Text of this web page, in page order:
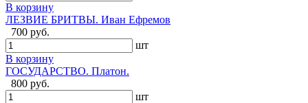
В корзину
ЛЕЗВИЕ БРИТВЫ. Иван Ефремов
700 руб.
шт
В корзину
ГОСУДАРСТВО. Платон.
800 руб.
шт